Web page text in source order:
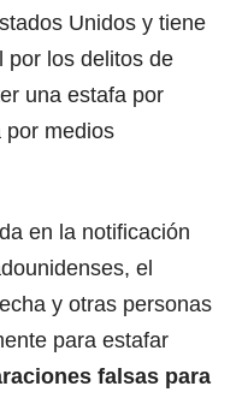
Unidos y tiene
por los delitos de
una estafa por
por medios
en la notificación
el
y otras personas
para estafar
falsas para